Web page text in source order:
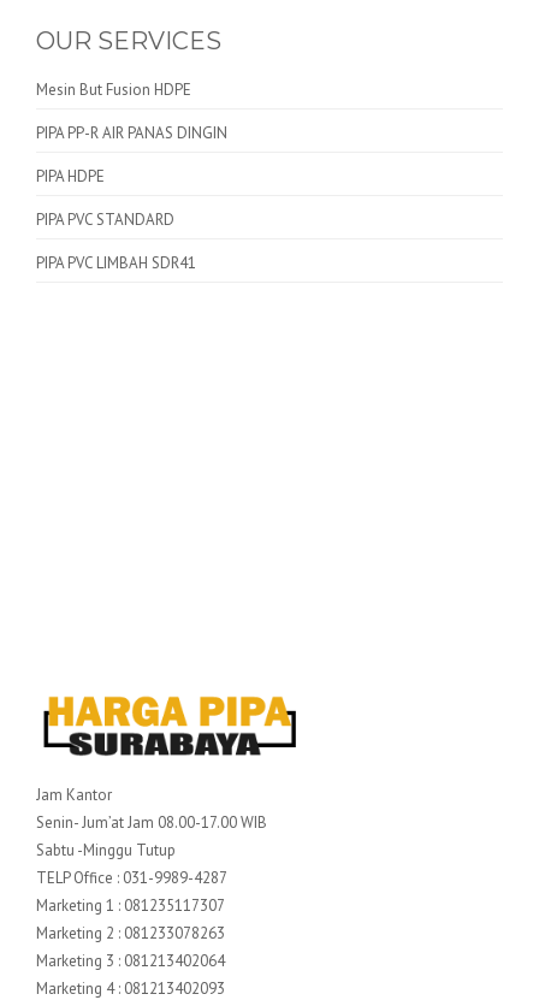
OUR SERVICES
Mesin But Fusion HDPE
PIPA PP-R AIR PANAS DINGIN
PIPA HDPE
PIPA PVC STANDARD
PIPA PVC LIMBAH SDR41
Jam Kantor
Senin- Jum’at Jam 08.00-17.00 WIB
Sabtu -Minggu Tutup
TELP Office : 031-9989-4287
Marketing 1 : 081235117307
Marketing 2 : 081233078263
Marketing 3 : 081213402064
Marketing 4 : 081213402093